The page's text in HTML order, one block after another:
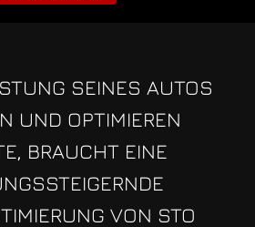
SEINES AUTOS
UND OPTIMIEREN
BRAUCHT EINE
VON STO